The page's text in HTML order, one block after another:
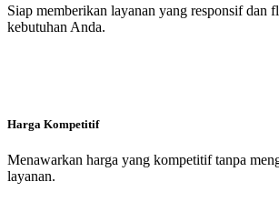
Siap memberikan layanan yang responsif dan
kebutuhan Anda.
Harga Kompetitif
Menawarkan harga yang kompetitif tanpa
layanan.